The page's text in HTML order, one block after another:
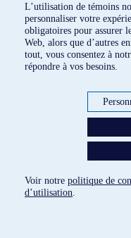
4
L’utilisation de témoins
personnaliser votre
obligatoires pour assurer
Web, alors que d’autres
tout, vous consentez à
répondre à vos besoins.
Voir notre politique de
d’utilisation.